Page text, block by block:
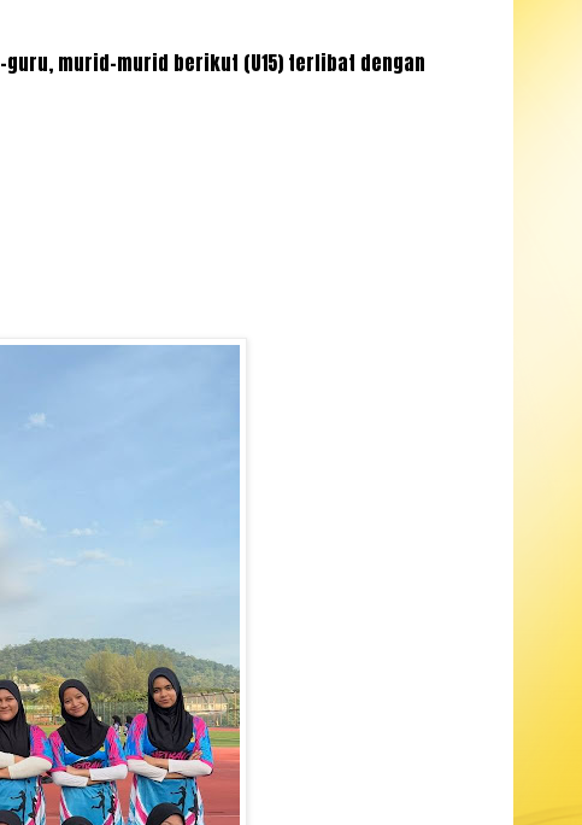
murid-murid berikut (U15) terlibat dengan